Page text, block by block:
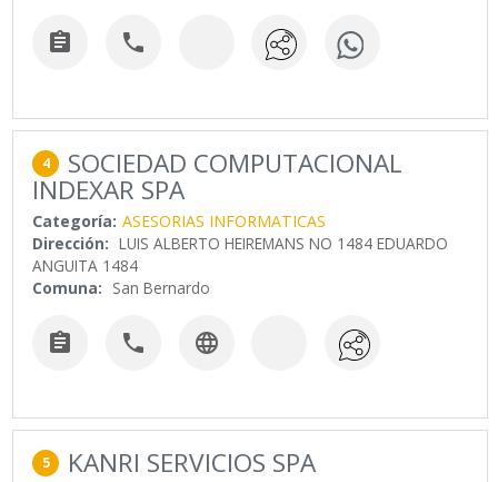
 
4 SOCIEDAD COMPUTACIONAL
INDEXAR SPA
Categoría: ASESORIAS INFORMATICAS
Dirección: LUIS ALBERTO HEIREMANS NO 1484 EDUARDO
ANGUITA 1484
Comuna: San Bernardo
  
5 KANRI SERVICIOS SPA